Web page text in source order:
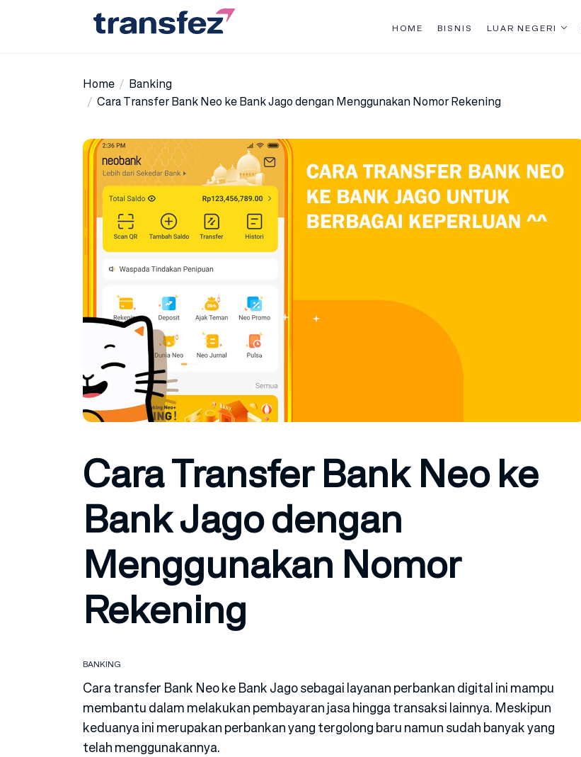
HOME BISNIS LUAR NEGERI
Home
Banking
Cara Transfer Bank Neo ke Bank Jago dengan Menggunakan Nomor Rekening
Cara Transfer Bank Neo ke
Bank Jago dengan
Menggunakan Nomor
Rekening
BANKING
Cara transfer Bank Neo ke Bank Jago sebagai layanan perbankan digital ini mampu
membantu dalam melakukan pembayaran jasa hingga transaksi lainnya. Meskipun
keduanya ini merupakan perbankan yang tergolong baru namun sudah banyak yang
telah menggunakannya.